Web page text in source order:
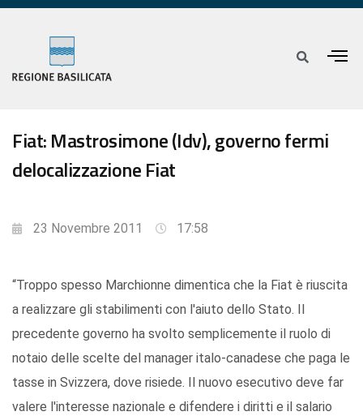
Fiat: Mastrosimone (Idv), governo fermi
delocalizzazione Fiat
23 Novembre 2011 17:58
“Troppo spesso Marchionne dimentica che la Fiat è riuscita
a realizzare gli stabilimenti con l'aiuto dello Stato. Il
precedente governo ha svolto semplicemente il ruolo di
notaio delle scelte del manager italo-canadese che paga le
tasse in Svizzera, dove risiede. Il nuovo esecutivo deve far
valere l'interesse nazionale e difendere i diritti e il salario